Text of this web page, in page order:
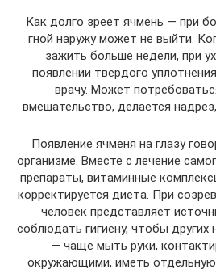
Как долго зреет ячмень — при
гной наружу может не выйти.
зажить больше недели, при
появлении твердого
врачу. Может
вмешательство, делается
Появление ячменя на глазу
организме. Вместе с лечение
препараты, витаминные
корректируется диета. При
человек представляет
соблюдать гигиену, чтобы других
— чаще мыть руки,
окружающими, иметь отдельную